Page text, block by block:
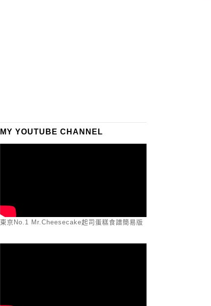
MY YOUTUBE CHANNEL
東京No.1 Mr.Cheesecake起司蛋糕食譜簡易版